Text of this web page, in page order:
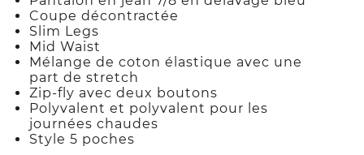
Coupe décontractée
Slim Legs
Mid Waist
Mélange de coton élastique avec une
part de stretch
Zip-fly avec deux boutons
Polyvalent et polyvalent pour les
journées chaudes
Style 5 poches